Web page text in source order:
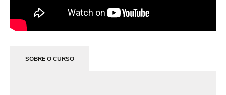
SOBRE O CURSO